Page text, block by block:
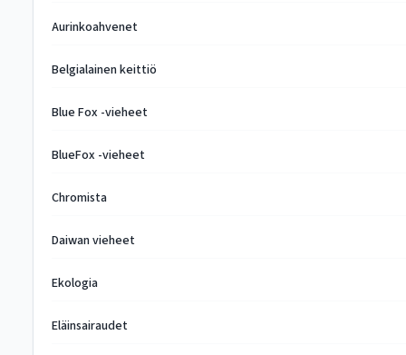
Aurinkoahvenet
Belgialainen keittiö
Blue Fox -vieheet
BlueFox -vieheet
Chromista
Daiwan vieheet
Ekologia
Eläinsairaudet